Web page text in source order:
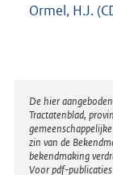
Ormel, H.J.
Disclaimer
De hier
Tractatenblad,
zin van de
bekendmaking
Voor pdf-